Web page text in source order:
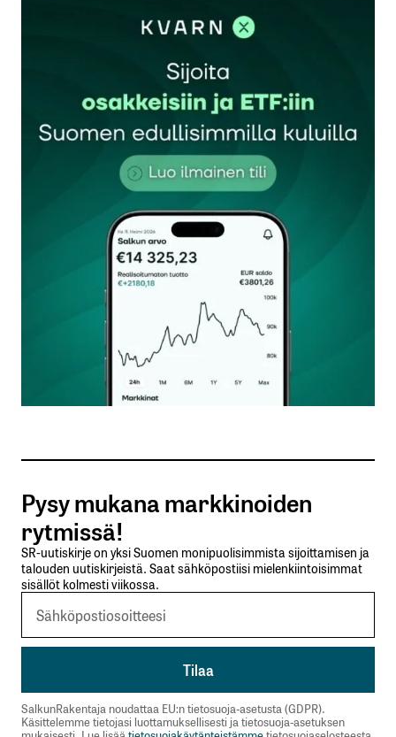
rekisteröityä
Sähköpostiosoitettasi ei julkaista.Pakolliset
kentät on merkitty*
Kommentti*
Nimesi tai nimimerkkisi
Sähköpostiosoitteesi
Tilaa SalkunRakentajan uutiskirje
Lähetä kommentti
Pysy mukana markkinoiden
rytmissä!
SR-uutiskirje on yksi Suomen monipuolisimmista sijoittamisen ja
talouden uutiskirjeistä. Saat sähköpostiisi mielenkiintoisimmat
sisällöt kolmesti viikossa.
SalkunRakentaja noudattaa EU:n tietosuoja-asetusta (GDPR).
Käsittelemme tietojasi luottamuksellisesti ja tietosuoja-asetuksen